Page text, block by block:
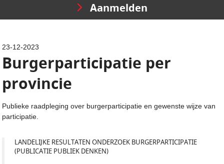
Aanmelden
23-12-2023
Burgerparticipatie per
provincie
Publieke raadpleging over burgerparticipatie en gewenste wijze van
participatie.
LANDELIJKE RESULTATEN ONDERZOEK BURGERPARTICIPATIE
(PUBLICATIE PUBLIEK DENKEN)